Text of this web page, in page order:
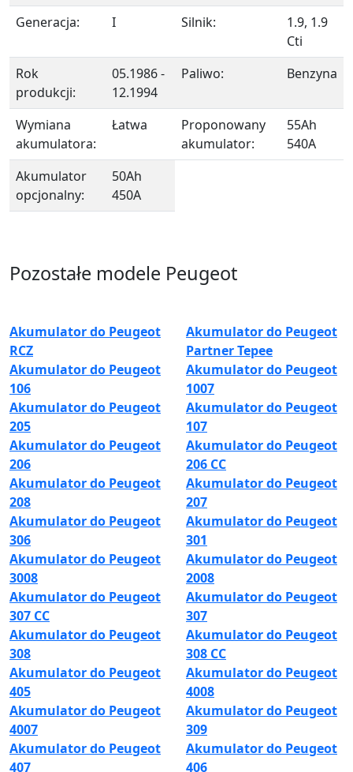
Generacja:
I Silnik:
1.9, 1.9
Cti
Rok
produkcji:
05.1986 -
12.1994
Paliwo: Benzyna
Wymiana
akumulatora:
Łatwa
Proponowany
akumulator:
55Ah
540A
Akumulator
opcjonalny:
50Ah
450A
Pozostałe modele Peugeot
Akumulator do Peugeot
RCZ
Akumulator do Peugeot
Partner Tepee
Akumulator do Peugeot
106
Akumulator do Peugeot
1007
Akumulator do Peugeot
205
Akumulator do Peugeot
107
Akumulator do Peugeot
206
Akumulator do Peugeot
206 CC
Akumulator do Peugeot
208
Akumulator do Peugeot
207
Akumulator do Peugeot
306
Akumulator do Peugeot
301
Akumulator do Peugeot
3008
Akumulator do Peugeot
2008
Akumulator do Peugeot
307 CC
Akumulator do Peugeot
307
Akumulator do Peugeot
308
Akumulator do Peugeot
308 CC
Akumulator do Peugeot
405
Akumulator do Peugeot
4008
Akumulator do Peugeot
4007
Akumulator do Peugeot
309
Akumulator do Peugeot
407
Akumulator do Peugeot
406